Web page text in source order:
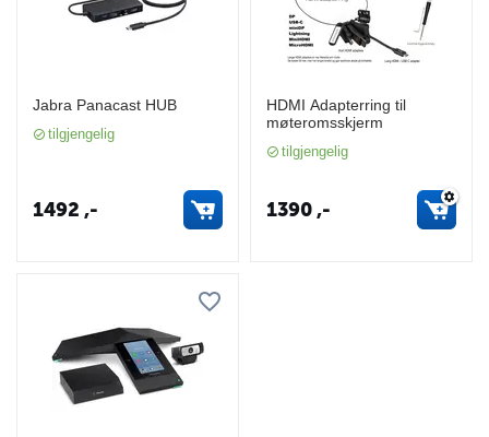
Jabra Panacast HUB
tilgjengelig
1492 ,-
HDMI Adapterring til
møteromsskjerm
tilgjengelig
1390,-